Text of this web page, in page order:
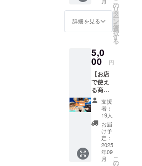
セージ
ドリッ
プパッ
家焙煎
レギュ
ラー
コー
ヒー
（ド
リップ
パッ
ク） 内
容量：
各10g ×
2袋 保
存方
法：直
射日
らお礼
のメッ
セージ
を送ら
せてい
ます。
可能な
方は備
考欄に
てお名
前を教
えてい
ただけ
れば幸
いで
す。 こ
のリ
ターン
は3000
円・と
詳細を見る
の
リ
タ
ー
ン
を
選
択
す
る
5,0
00 円
【お店
で使え
る商品
券1000
円分】
・リト
ルベイ
名瀬
店、瀬
戸内店
の両方
で使え
支援
者：
19人
お届
け予
定：
2025
年09
月
こ
の